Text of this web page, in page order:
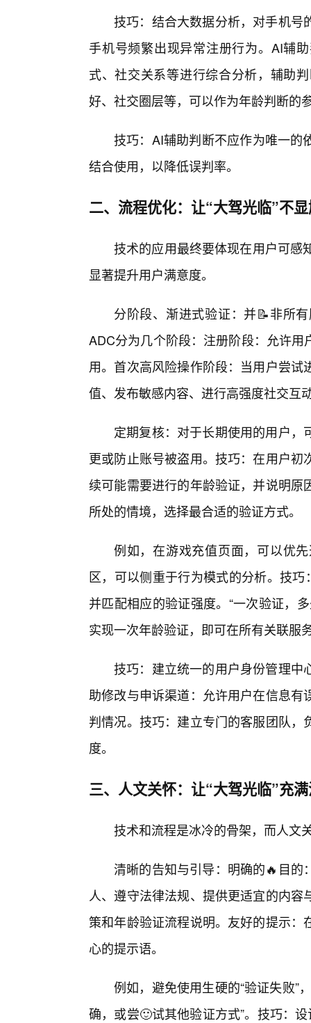
技巧：结合大数据分析，对手机号
手机号频繁出现异常注册行为。AI辅
式、社交关系等进行综合分析，辅助
好、社交圈层等，可以作为年龄判断的
技巧：AI辅助判断不应作为唯一的
结合使用，以降低误判率。
二、流程优化：让“大驾光临”不
技术的应用最终要体现在用户可感
显著提升用户满意度。
分阶段、渐进式验证：并📝非所
ADC分为几个阶段：注册阶段：允许
用。首次高风险操作阶段：当用户尝
值、发布敏感内容、进行高强度社交互
定期复核：对于长期使用的用户
更或防止账号被盗用。技巧：在用户
续可能需要进行的年龄验证，并说明
所处的情境，选择最合适的验证方式。
例如，在游戏充值页面，可以优
区，可以侧重于行为模式的分析。技
并匹配相应的验证强度。“一次验证，
实现一次年龄验证，即可在所有关联服
技巧：建立统一的用户身份管理中
助修改与申诉渠道：允许用户在信息
判情况。技巧：建立专门的客服团队
度。
三、人文关怀：让“大驾光临”充
技术和流程是冰冷的骨架，而人文
清晰的告知与引导：明确的🔥目的
人、遵守法律法规、提供更适宜的内
策和年龄验证流程说明。友好的提示
心的提示语。
例如，避免使用生硬的“验证失败”
确，或尝🙂试其他验证方式”。技巧：